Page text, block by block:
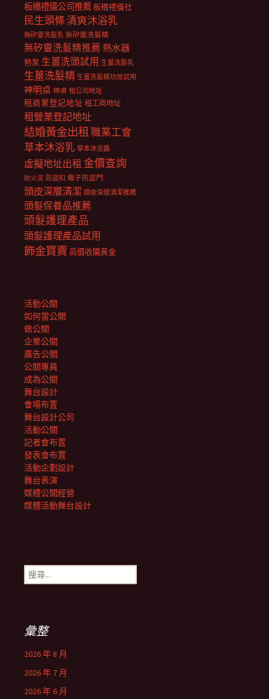
板橋禮儀公司推薦板橋禮儀社
民生頭條清爽沐浴乳
無矽靈洗髮乳 無矽靈洗髮精
無矽靈洗髮精推薦 熱水器
熱泵 生薑洗頭試用 生薑洗髮乳
生薑洗髮精 生薑洗髮精功效試用
神明桌 神桌 租公司地址
租商業登記地址 租工商地址
租營業登記地址
結婚黃金出租職業工會
草本沐浴乳 草本沐浴露
虛擬地址出租 金價查詢
防火泥 防盜扣 電子防盜門
頭皮深層清潔 頭皮深層清潔推薦
頭髮保養品推薦
頭髮護理產品
頭髮護理產品試用
飾金買賣 高價收購黃金
活動公關
如何當公關
做公關
企業公關
廣告公關
公關專員
成為公關
舞台設計
會場布置
舞台設計公司
活動公關
記者會布置
發表會布置
活動企劃設計
舞台表演
媒體公關經營
媒體活動舞台設計
搜
尋
彙整
2026 年 8 月
2026 年 7 月
2026 年 6 月